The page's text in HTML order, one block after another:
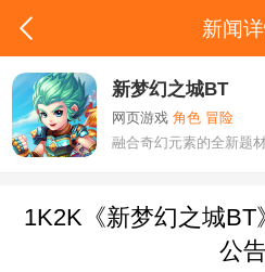
新闻
新梦幻之城BT
网页游戏角色 冒险
融合奇幻元素的全新题
1K2K《新梦幻之城
公告